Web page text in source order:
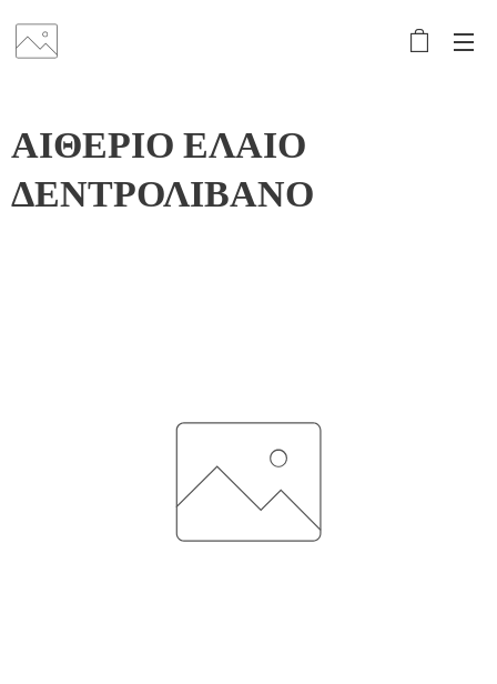
ΑΙΘΕΡΙΟ ΕΛΑΙΟ
ΔΕΝΤΡΟΛΙΒΑΝΟ